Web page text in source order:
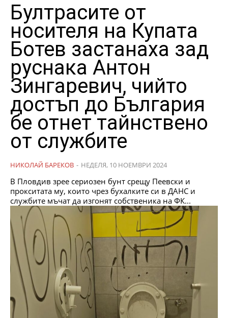
Бултрасите от
носителя на Купата
Ботев застанаха зад
руснака Антон
Зингаревич, чийто
достъп до България
бе отнет тайнствено
от службите
НИКОЛАЙ БАРЕКОВ - НЕДЕЛЯ, 10 НОЕМВРИ 2024
В Пловдив зрее сериозен бунт срещу Пеевски и
прокситата му, които чрез бухалките си в ДАНС и
службите мъчат да изгонят собственика на ФК...